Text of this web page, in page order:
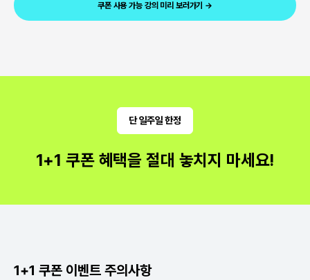
쿠폰 사용 가능 강의 미리 보러가기 →
단 일주일 한정
1+1 쿠폰 혜택을 절대 놓치지 마세요!
1+1 쿠폰 이벤트 주의사항